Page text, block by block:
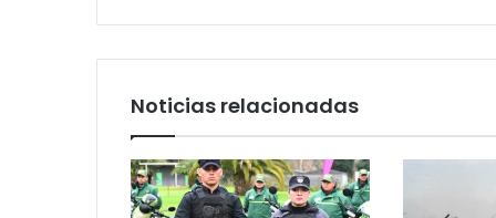
Noticias relacionadas